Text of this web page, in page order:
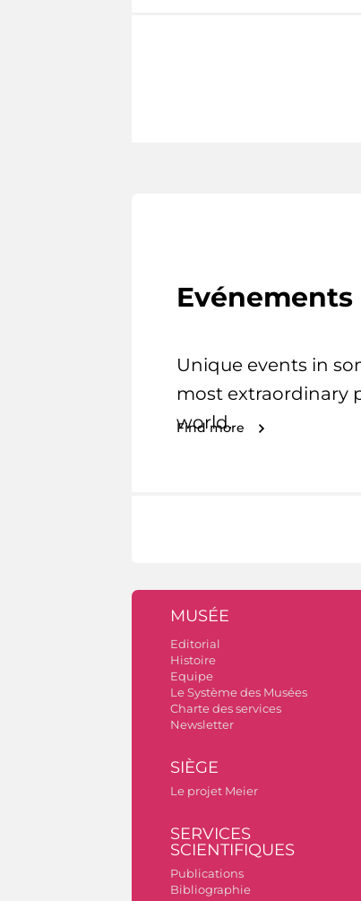
Unique events in
most extraordinary
world.
Find more
MUSÉE
Editorial
Histoire
Equipe
Le Système des Musées
Charte des services
Newsletter
SIÈGE
Le projet Meier
SERVICES
SCIENTIFIQUES
Publications
Bibliographie